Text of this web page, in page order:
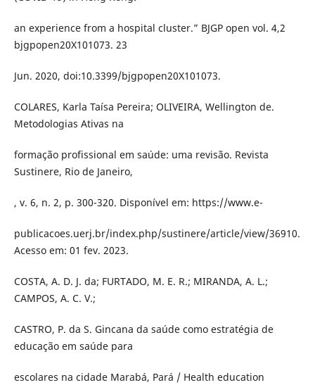
an experience from a hospital cluster.” BJGP open vol. 4,2
bjgpopen20X101073. 23
Jun. 2020, doi:10.3399/bjgpopen20X101073.
COLARES, Karla Taísa Pereira; OLIVEIRA, Wellington de.
Metodologias Ativas na
formação profissional em saúde: uma revisão. Revista
Sustinere, Rio de Janeiro,
, v. 6, n. 2, p. 300-320. Disponível em: https://www.e-
publicacoes.uerj.br/index.php/sustinere/article/view/36910.
Acesso em: 01 fev. 2023.
COSTA, A. D. J. da; FURTADO, M. E. R.; MIRANDA, A. L.;
CAMPOS, A. C. V.;
CASTRO, P. da S. Gincana da saúde como estratégia de
educação em saúde para
escolares na cidade Marabá, Pará / Health education